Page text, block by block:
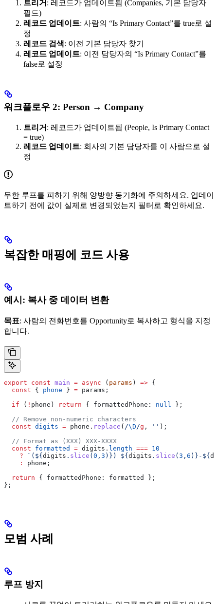
트리거 : 레코드가 업데이트됨 (Companies, 기본 담당자
필드)
레코드 업데이트: 사람의 “Is Primary Contact”를 true로 설
정
레코드 검색: 이전 기본 담당자 찾기
레코드 업데이트: 이전 담당자의 “Is Primary Contact”를
false로 설정
워크플로우 2: Person → Company
트리거 : 레코드가 업데이트됨 (People, Is Primary Contact
= true)
레코드 업데이트: 회사의 기본 담당자를 이 사람으로 설
정
무한 루프를 피하기 위해 양방향 동기화에 주의하세요. 업데이
트하기 전에 값이 실제로 변경되었는지 필터로 확인하세요.
복잡한 매핑에 코드 사용
예시: 복사 중 데이터 변환
목표: 사람의 전화번호를 Opportunity로 복사하고 형식을 지정
합니다.
export const main = async ( params ) => {
  const
{ phone } = params ;
  if
( ! phone ) return { formattedPhone: null };
  // Remove non-numeric characters
  const
digits = phone . replace ( /\D/g , '' );
  // Format as (XXX) XXX-XXXX
  const
formatted = digits . length === 10
    ?
`( ${ digits . slice ( 0 , 3 ) } ) ${ digits . slice ( 3 , 6 ) } - ${
    :
phone ;
  return
{ formattedPhone: formatted
};
};
모범 사례
루프 방지